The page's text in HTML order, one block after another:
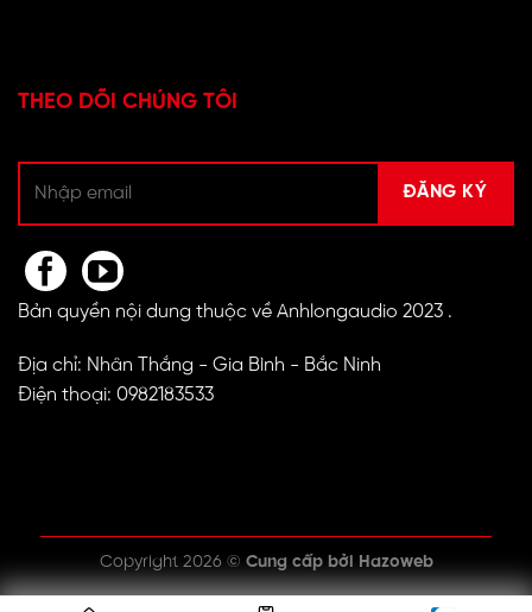
THEO DÕI CHÚNG TÔI
Bản quyền nội dung thuộc về Anhlongaudio 2023 .
Địa chỉ: Nhân Thắng - Gia Bình - Bắc Ninh
Điện thoại: 0982183533
Copyright 2026 © Cung cấp bởi Hazoweb